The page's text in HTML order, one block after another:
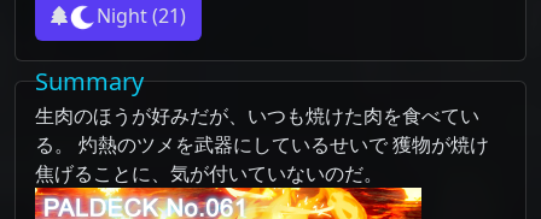
Night(21)
Summary
生肉のほうが好みだが、いつも焼けた肉を食べてい
る。 灼熱のツメを武器にしているせいで 獲物が焼け
焦げることに、気が付いていないのだ。